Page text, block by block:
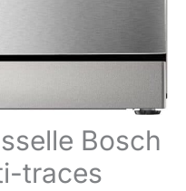
Bosch
traces